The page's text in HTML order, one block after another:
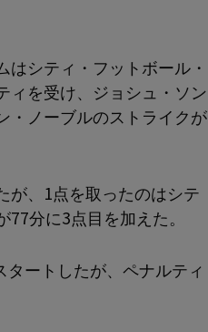
シティ・フットボール・
ィを受け、ジョシュ・ソン
・ノーブルのストライクが
が、1点を取ったのはシテ
分に3点目を加えた。
ートしたが、ペナルティ